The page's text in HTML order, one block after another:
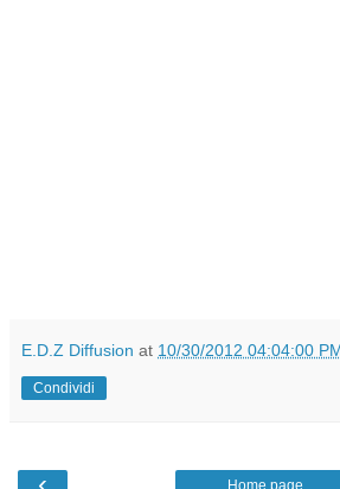
E.D.Z Diffusion at 10/30/2012 04:04:00
Condividi
Home page